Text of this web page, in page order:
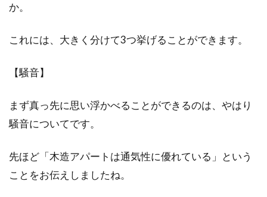
夫？修繕が必要なものとは
か。
これには、大きく分けて3つ挙げることができます。
【騒音】
まず真っ先に思い浮かべることができるのは、やはり
騒音についてです。
先ほど「木造アパートは通気性に優れている」という
ことをお伝えしましたね。